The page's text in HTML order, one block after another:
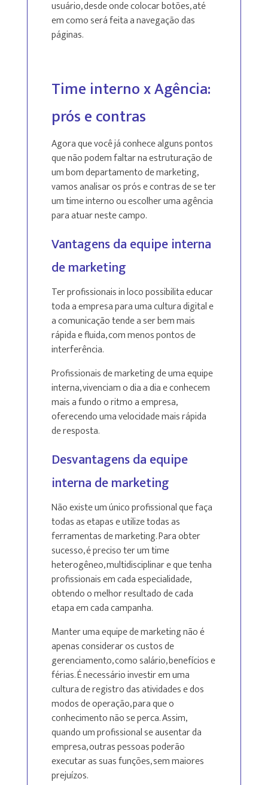
usuário, desde onde colocar botões, até
em como será feita a navegação das
páginas.
Time interno x Agência:
prós e contras
Agora que você já conhece alguns pontos
que não podem faltar na estruturação de
um bom departamento de marketing,
vamos analisar os prós e contras de se ter
um time interno ou escolher uma agência
para atuar neste campo.
Vantagens da equipe interna
de marketing
Ter profissionais in loco possibilita educar
toda a empresa para uma cultura digital e
a comunicação tende a ser bem mais
rápida e fluida, com menos pontos de
interferência.
Profissionais de marketing de uma equipe
interna, vivenciam o dia a dia e conhecem
mais a fundo o ritmo a empresa,
oferecendo uma velocidade mais rápida
de resposta.
Desvantagens da equipe
interna de marketing
Não existe um único profissional que faça
todas as etapas e utilize todas as
ferramentas de marketing. Para obter
sucesso, é preciso ter um time
heterogêneo, multidisciplinar e que tenha
profissionais em cada especialidade,
obtendo o melhor resultado de cada
etapa em cada campanha.
Manter uma equipe de marketing não é
apenas considerar os custos de
gerenciamento, como salário, benefícios e
férias. É necessário investir em uma
cultura de registro das atividades e dos
modos de operação, para que o
conhecimento não se perca. Assim,
quando um profissional se ausentar da
empresa, outras pessoas poderão
executar as suas funções, sem maiores
prejuízos.